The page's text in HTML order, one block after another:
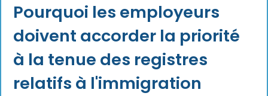
Pourquoi les employeurs
doivent accorder la priorité
à la tenue des registres
relatifs à l'immigration